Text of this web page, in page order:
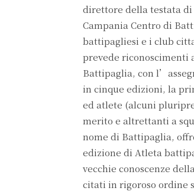
direttore della testata di
Campania Centro di
battipagliesi e i club
prevede riconoscimenti
Battipaglia, con
in cinque edizioni, la
ed atlete (alcuni
merito e altrettanti a
nome di Battipaglia,
edizione di Atleta
vecchie conoscenze
citati in rigoroso ordine